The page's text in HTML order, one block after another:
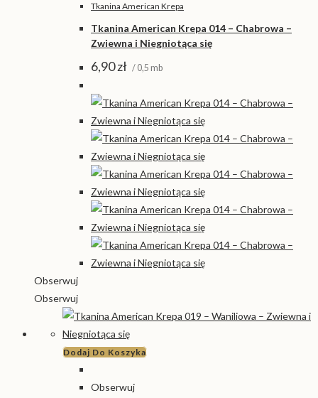
Tkanina American Krepa
Tkanina American Krepa 014 – Chabrowa –
Zwiewna i Niegniotąca się
6,90zł / 0,5 mb
Obserwuj
Obserwuj
Dodaj Do Koszyka
Obserwuj